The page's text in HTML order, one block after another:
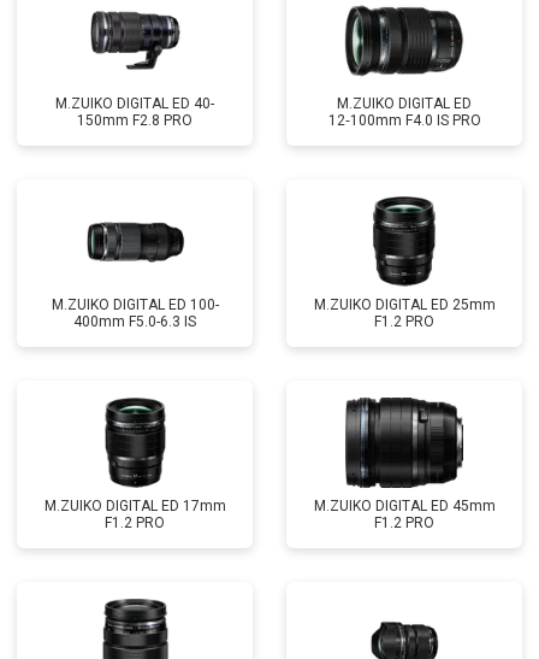
M.ZUIKO DIGITAL ED 40-
150mm F2.8 PRO
M.ZUIKO DIGITAL ED
12‑100mm F4.0 IS PRO
M.ZUIKO DIGITAL ED 100-
400mm F5.0-6.3 IS
M.ZUIKO DIGITAL ED 25mm
F1.2 PRO
M.ZUIKO DIGITAL ED 17mm
F1.2 PRO
M.ZUIKO DIGITAL ED 45mm
F1.2 PRO